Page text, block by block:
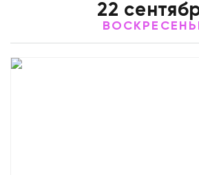
22